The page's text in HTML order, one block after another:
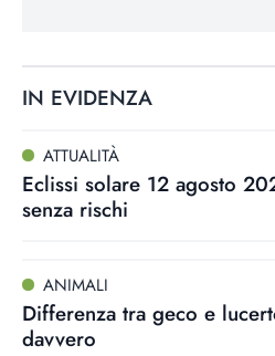
IN EVIDENZA
ATTUALITÀ
Eclissi solare 12 agosto
senza rischi
ANIMALI
Differenza tra geco e
davvero